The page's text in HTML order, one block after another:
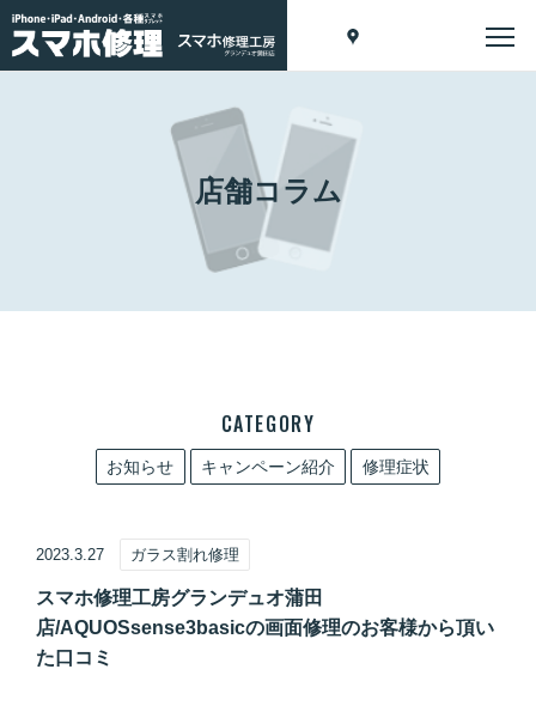
店舗コラム
CATEGORY
お知らせ キャンペーン紹介 修理症状
2023.3.27 ガラス割れ修理
スマホ修理工房グランデュオ蒲田
店/AQUOSsense3basicの画面修理のお客様から頂い
た口コミ